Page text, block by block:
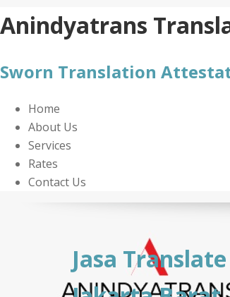
Skip
to
Anindyatrans
Sworn Translation
Home
About Us
Services
Rates
Contact Us
Jasa